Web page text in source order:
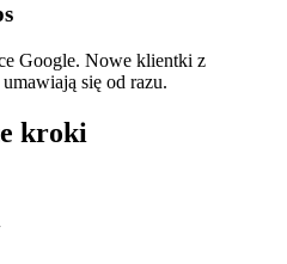
Google. Nowe klientki z
się od razu.
kroki